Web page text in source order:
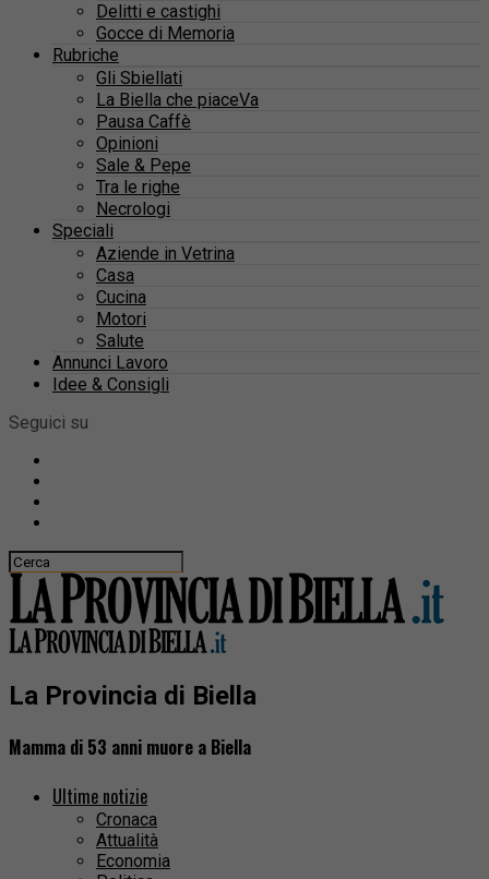
Delitti e castighi
Gocce di Memoria
Rubriche
Gli Sbiellati
La Biella che piaceVa
Pausa Caffè
Opinioni
Sale & Pepe
Tra le righe
Necrologi
Speciali
Aziende in Vetrina
Casa
Cucina
Motori
Salute
Annunci Lavoro
Idee & Consigli
Seguici su
La Provincia di Biella
Mamma di 53 anni muore a Biella
Ultime notizie
Cronaca
Attualità
Economia